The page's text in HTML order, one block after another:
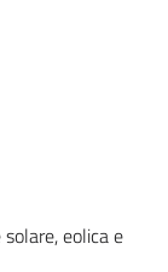
eolica e